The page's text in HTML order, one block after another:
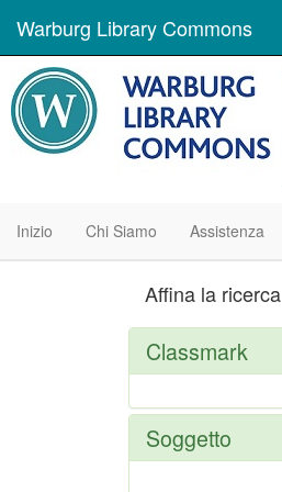
Warburg Library Commons
Inizio Chi Siamo Assistenza
Affina la ricerca
Classmark
Soggetto